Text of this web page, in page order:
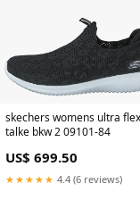
skechers womens ultra
talke bkw 2 09101-84
US$ 699.50
★★★★★ 4.4 (6 reviews)